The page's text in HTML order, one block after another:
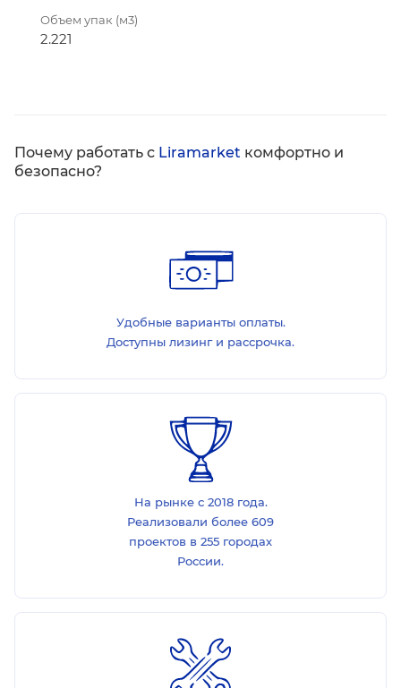
Объем упак (м3)
2.221
Почему работать с Liramarket комфортно и
безопасно?
Удобные варианты оплаты.
Доступны лизинг и рассрочка.
На рынке с 2018 года.
Реализовали более 609
проектов в 255 городах
России.